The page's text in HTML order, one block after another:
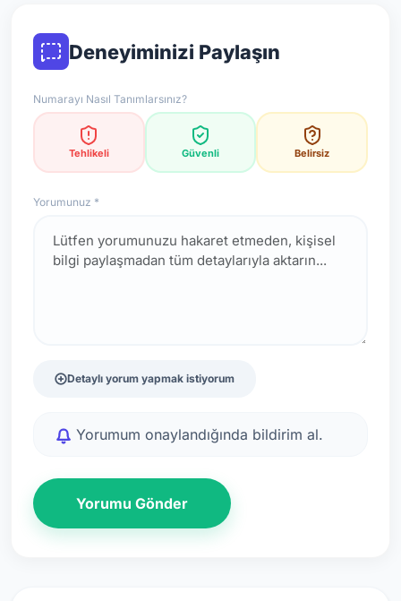
Deneyiminizi Paylaşın
Numarayı Nasıl Tanımlarsınız?
Tehlikeli Güvenli Belirsiz
Yorumunuz *
Detaylı yorum yapmak istiyorum
Yorumum onaylandığında bildirim al.
Yorumu Gönder